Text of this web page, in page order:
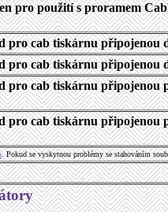
pro použití s proramem
pro cab tiskárnu připojenou
pro cab tiskárnu připojenou
pro cab tiskárnu připojenou
pro cab tiskárnu připojenou
. Pokud se vyskytnou problémy se stahováním